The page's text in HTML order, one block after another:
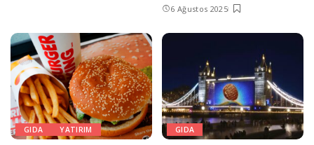
6 Ağustos 2025
GIDA YATIRIM GIDA